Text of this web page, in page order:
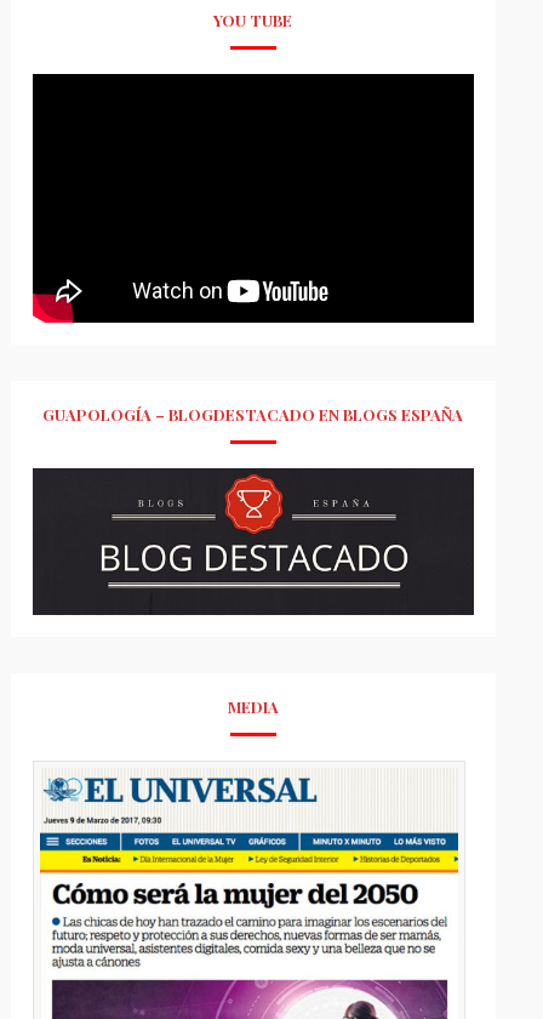
YOU TUBE
GUAPOLOGÍA – BLOGDESTACADO EN BLOGS ESPAÑA
MEDIA